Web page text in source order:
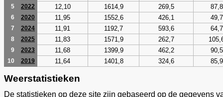
5 2022 12,10 1614,9 269,5 87,8
6 2020 11,95 1552,6 426,1 49,7
7 2024 11,91 1192,7 593,6 64,7
8 2025 11,83 1571,9 262,7
9 2023 11,68 1399,9 462,2 90,5
10 2019 11,64 1401,8 324,6 85,9
Weerstatistieken
De statistieken op deze site zijn gebaseerd op de gegevens